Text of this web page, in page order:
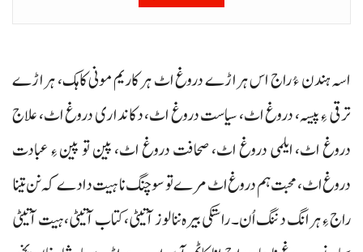
اسہ ہندن ءُ راج اس ہراڑے دروغ اٹ ہر کاریم مونی کاہک، ہراڑے
ترقی ءِ پیسہ، دروغ اٹ، سیاست دروغ اٹ، دکانداری دروغ اٹ، علاج
دروغ اٹ، ایلمی دروغ اٹ، صحافت دروغ اٹ، پین تو پین ءِ عبادت
دروغ اٹ، محبت ہم دروغ اٹ مرے تو سوچنگ نا ہیت دادے کہ نن تینا
راج ءِ ہرانگ دننگ اُن۔ راستکی بیرہ ننا لوز آتیٹی، کتاب آتیٹی، ہیت آتیٹی